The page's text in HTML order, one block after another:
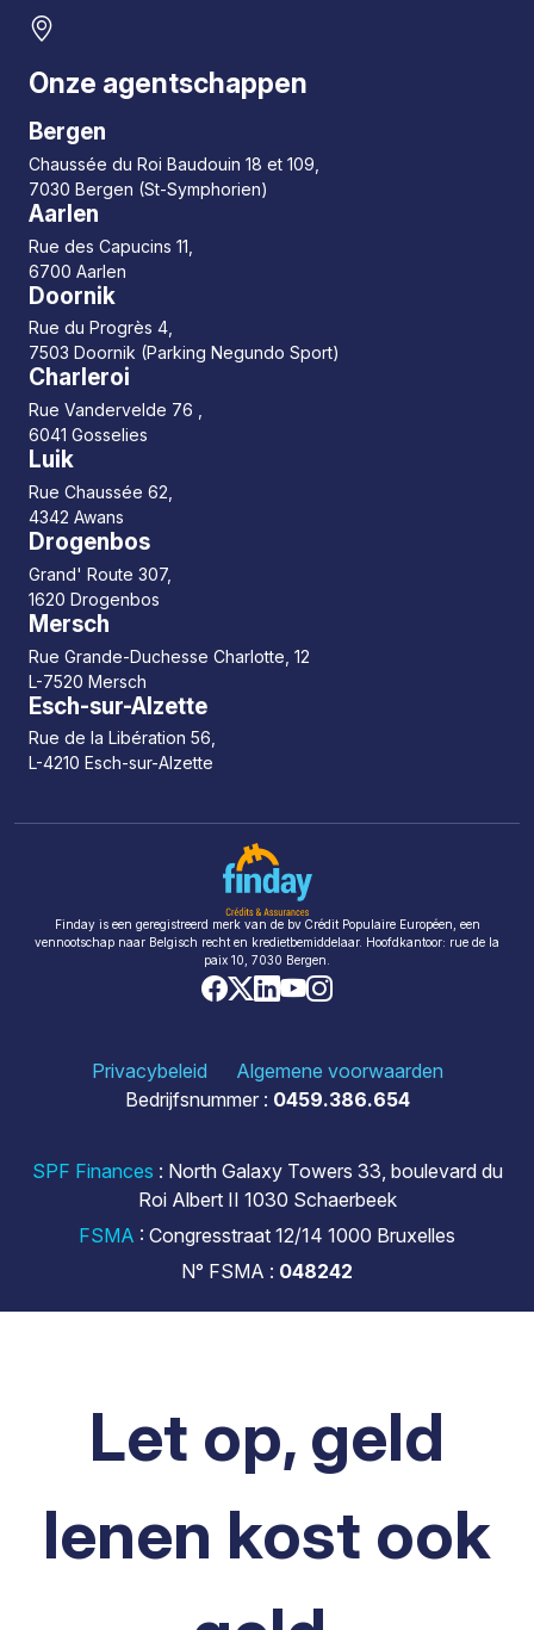
Onze agentschappen
Bergen
Chaussée du Roi Baudouin 18 et 109,
7030 Bergen (St-Symphorien)
Aarlen
Rue des Capucins 11,
6700 Aarlen
Doornik
Rue du Progrès 4,
7503 Doornik (Parking Negundo Sport)
Charleroi
Rue Vandervelde 76 ,
6041 Gosselies
Luik
Rue Chaussée 62,
4342 Awans
Drogenbos
Grand' Route 307,
1620 Drogenbos
Mersch
Rue Grande-Duchesse Charlotte, 12
L-7520 Mersch
Esch-sur-Alzette
Rue de la Libération 56,
L-4210 Esch-sur-Alzette
Finday is een geregistreerd merk van de bv Crédit Populaire Européen, een
vennootschap naar Belgisch recht en kredietbemiddelaar. Hoofdkantoor: rue de la
paix 10, 7030 Bergen.
Privacybeleid
Algemene voorwaarden
Bedrijfsnummer : 0459.386.654
SPF Finances : North Galaxy Towers 33, boulevard du
Roi Albert II 1030 Schaerbeek
FSMA : Congresstraat 12/14 1000 Bruxelles
N° FSMA : 048242
Let op, geld
lenen kost ook